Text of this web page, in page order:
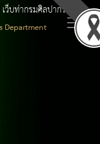
Department
เว็บท่ากรมศิลปากร